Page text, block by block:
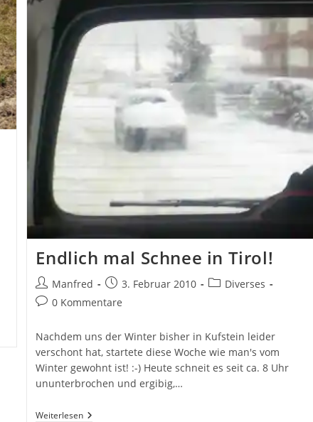
Endlich mal Schnee in Tirol!
Beitrags-
Autor:
Manfred
Beitrag
veröffentlicht:
3. Februar 2010
Beitrags-
Diverses
Beitrags-
0 Kommentare
Nachdem uns der Winter bisher in Kufstein leider
verschont hat, startete diese Woche wie man's vom
Winter gewohnt ist! :-) Heute schneit es seit ca. 8 Uhr
ununterbrochen und ergibig,…
WeiterlesenEndlich